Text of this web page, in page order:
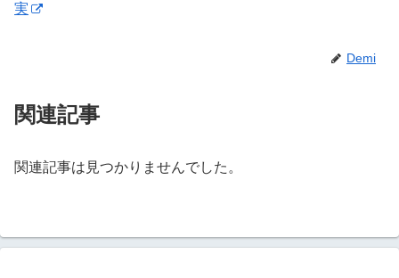
実
Demi
関連記事
関連記事は見つかりませんでした。